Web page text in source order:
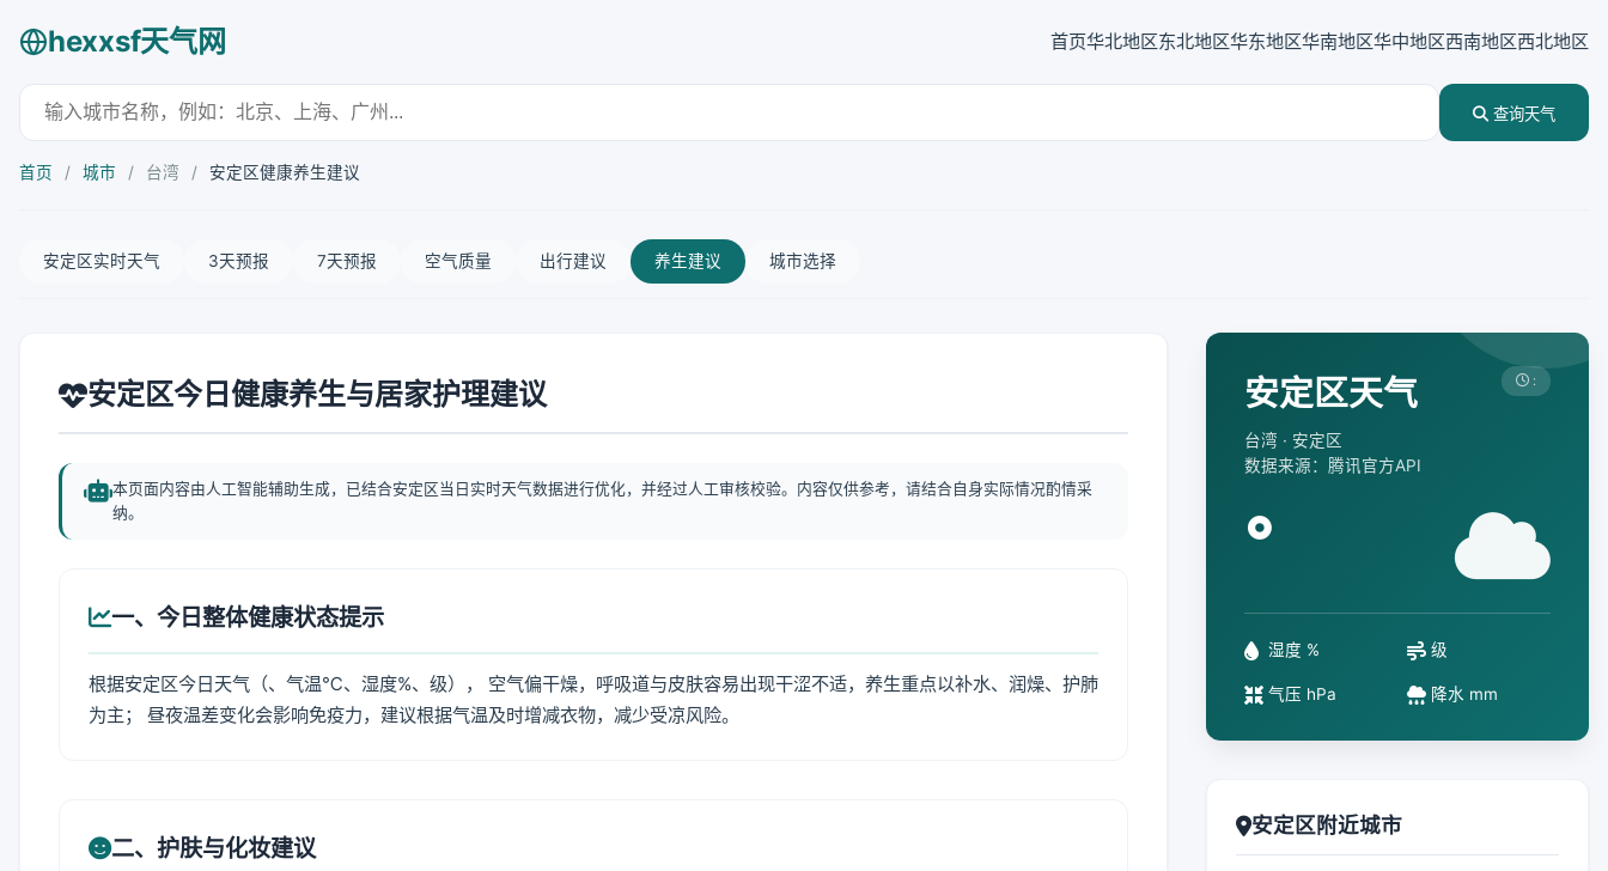
hexxsf天气网 首页华北地区东北地区华东地区华南地区华中地区西南地区西北地区
查询天气
首页 / 城市 / 台湾 / 安定区健康养生建议
安定区实时天气 3天预报 7天预报 空气质量 出行建议 养生建议 城市选择
安定区今日健康养生与居家护理建议
本页面内容由人工智能辅助生成，已结合安定区当日实时天气数据进行优化，并经过人工审核校验。内容仅供参考，请结合自身实际情况酌情采
纳。
一、今日整体健康状态提示
根据安定区今日天气（、气温℃、湿度%、级）， 空气偏干燥，呼吸道与皮肤容易出现干涩不适，养生重点以补水、润燥、护肺
为主； 昼夜温差变化会影响免疫力，建议根据气温及时增减衣物，减少受凉风险。
二、护肤与化妆建议
安定区天气
台湾 · 安定区
数据来源：腾讯官方API
:
°
湿度 % 级
气压 hPa 降水 mm
安定区附近城市